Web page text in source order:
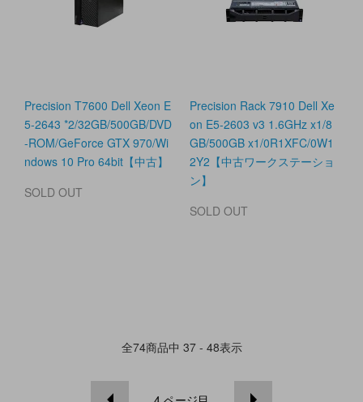
Precision T7600 Dell Xeon E
5-2643 *2/32GB/500GB/DVD
-ROM/GeForce GTX 970/Wi
ndows 10 Pro 64bit【中古】
SOLD OUT
Precision Rack 7910 Dell Xe
on E5-2603 v3 1.6GHz x1/8
GB/500GB x1/0R1XFC/0W1
2Y2【中古ワークステーショ
ン】
SOLD OUT
全74商品中 37 - 48表示